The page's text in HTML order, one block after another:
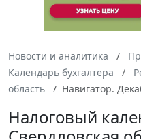
Новости и аналитика
Календарь бухгалтера
область
Навигатор.
Налоговый